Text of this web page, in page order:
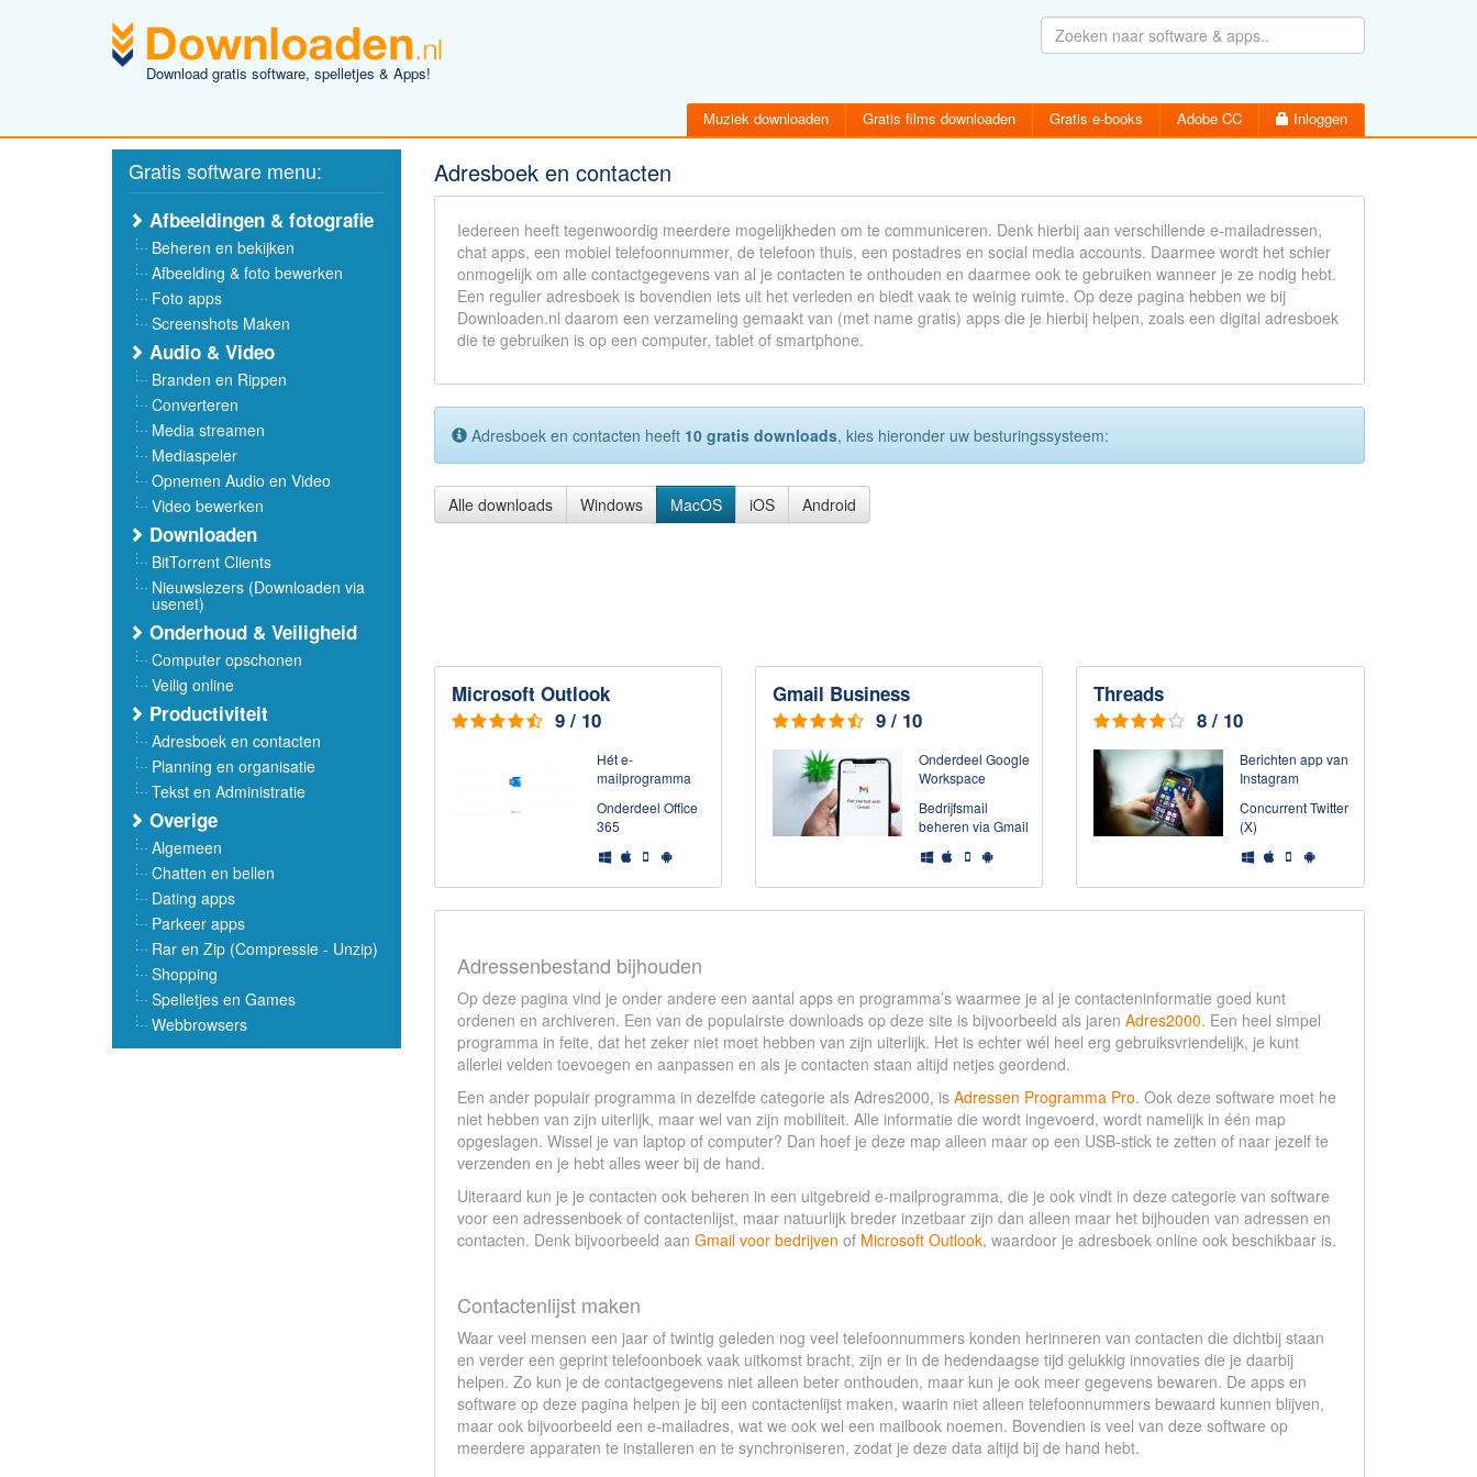
Download gratis software, spelletjes & Apps!
Muziek downloaden Gratis films downloaden Gratis e-books Adobe CC Inloggen
Inloggen
Wachtwoord vergeten
Activatiemail hersturen
Account aanmaken
Gratis software menu:
Afbeeldingen & fotografie
Beheren en bekijken
Afbeelding & foto bewerken
Foto apps
Screenshots Maken
Audio & Video
Branden en Rippen
Converteren
Media streamen
Mediaspeler
Opnemen Audio en Video
Video bewerken
Downloaden
BitTorrent Clients
Nieuwslezers (Downloaden via
usenet)
Onderhoud & Veiligheid
Computer opschonen
Veilig online
Productiviteit
Adresboek en contacten
Planning en organisatie
Tekst en Administratie
Overige
Algemeen
Chatten en bellen
Dating apps
Parkeer apps
Rar en Zip (Compressie - Unzip)
Shopping
Spelletjes en Games
Webbrowsers
Adresboek en contacten
Iedereen heeft tegenwoordig meerdere mogelijkheden om te communiceren. Denk hierbij aan verschillende e-mailadressen,
chat apps, een mobiel telefoonnummer, de telefoon thuis, een postadres en social media accounts. Daarmee wordt het schier
onmogelijk om alle contactgegevens van al je contacten te onthouden en daarmee ook te gebruiken wanneer je ze nodig hebt.
Een regulier adresboek is bovendien iets uit het verleden en biedt vaak te weinig ruimte. Op deze pagina hebben we bij
Downloaden.nl daarom een verzameling gemaakt van (met name gratis) apps die je hierbij helpen, zoals een digital adresboek
die te gebruiken is op een computer, tablet of smartphone.
Adresboek en contacten heeft 10 gratis downloads, kies hieronder uw besturingssysteem:
Alle downloads Windows MacOS iOS Android
Microsoft Outlook
9 / 10
Hét e-
mailprogramma
Onderdeel Office
365
Gmail Business
9 / 10
Onderdeel Google
Workspace
Bedrijfsmail
beheren via Gmail
Threads
8 / 10
Berichten app van
Instagram
Concurrent Twitter
(X)
Adressenbestand bijhouden
Op deze pagina vind je onder andere een aantal apps en programma’s waarmee je al je contacteninformatie goed kunt
ordenen en archiveren. Een van de populairste downloads op deze site is bijvoorbeeld als jaren Adres2000. Een heel simpel
programma in feite, dat het zeker niet moet hebben van zijn uiterlijk. Het is echter wél heel erg gebruiksvriendelijk, je kunt
allerlei velden toevoegen en aanpassen en als je contacten staan altijd netjes geordend.
Een ander populair programma in dezelfde categorie als Adres2000, is Adressen Programma Pro. Ook deze software moet he
niet hebben van zijn uiterlijk, maar wel van zijn mobiliteit. Alle informatie die wordt ingevoerd, wordt namelijk in één map
opgeslagen. Wissel je van laptop of computer? Dan hoef je deze map alleen maar op een USB-stick te zetten of naar jezelf te
verzenden en je hebt alles weer bij de hand.
Uiteraard kun je je contacten ook beheren in een uitgebreid e-mailprogramma, die je ook vindt in deze categorie van software
voor een adressenboek of contactenlijst, maar natuurlijk breder inzetbaar zijn dan alleen maar het bijhouden van adressen en
contacten. Denk bijvoorbeeld aan Gmail voor bedrijven of Microsoft Outlook, waardoor je adresboek online ook beschikbaar is.
Contactenlijst maken
Waar veel mensen een jaar of twintig geleden nog veel telefoonnummers konden herinneren van contacten die dichtbij staan
en verder een geprint telefoonboek vaak uitkomst bracht, zijn er in de hedendaagse tijd gelukkig innovaties die je daarbij
helpen. Zo kun je de contactgegevens niet alleen beter onthouden, maar kun je ook meer gegevens bewaren. De apps en
software op deze pagina helpen je bij een contactenlijst maken, waarin niet alleen telefoonnummers bewaard kunnen blijven,
maar ook bijvoorbeeld een e-mailadres, wat we ook wel een mailbook noemen. Bovendien is veel van deze software op
meerdere apparaten te installeren en te synchroniseren, zodat je deze data altijd bij de hand hebt.